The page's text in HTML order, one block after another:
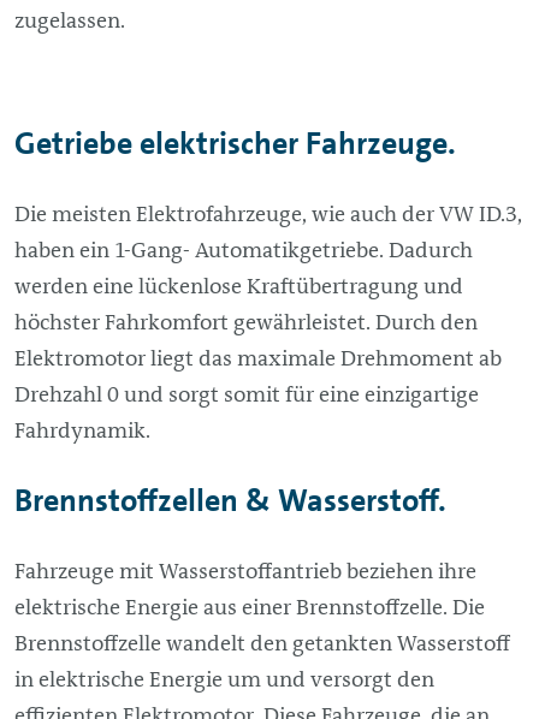
zugelassen.
Getriebe elektrischer Fahrzeuge.
Die meisten Elektrofahrzeuge, wie auch der VW ID.3,
haben ein 1-Gang- Automatikgetriebe. Dadurch
werden eine lückenlose Kraftübertragung und
höchster Fahrkomfort gewährleistet. Durch den
Elektromotor liegt das maximale Drehmoment ab
Drehzahl 0 und sorgt somit für eine einzigartige
Fahrdynamik.
Brennstoffzellen & Wasserstoff.
Fahrzeuge mit Wasserstoffantrieb beziehen ihre
elektrische Energie aus einer Brennstoffzelle. Die
Brennstoffzelle wandelt den getankten Wasserstoff
in elektrische Energie um und versorgt den